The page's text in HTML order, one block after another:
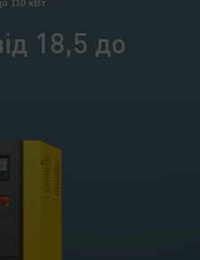
110 кВт
18,5 до